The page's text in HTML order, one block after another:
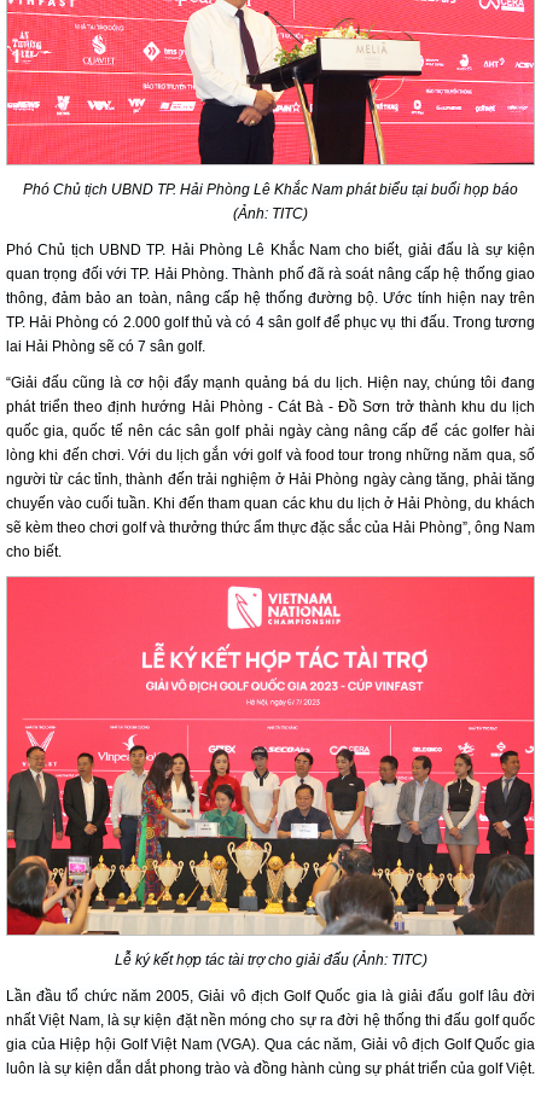
Phó Chủ tịch UBND TP. Hải Phòng Lê Khắc Nam phát biểu tại buổi họp báo
(Ảnh: TITC)
Phó Chủ tịch UBND TP. Hải Phòng Lê Khắc Nam cho biết, giải đấu là sự kiện
quan trọng đối với TP. Hải Phòng. Thành phố đã rà soát nâng cấp hệ thống giao
thông, đảm bảo an toàn, nâng cấp hệ thống đường bộ. Ước tính hiện nay trên
TP. Hải Phòng có 2.000 golf thủ và có 4 sân golf để phục vụ thi đấu. Trong tương
lai Hải Phòng sẽ có 7 sân golf.
“Giải đấu cũng là cơ hội đẩy mạnh quảng bá du lịch. Hiện nay, chúng tôi đang
phát triển theo định hướng Hải Phòng - Cát Bà - Đồ Sơn trở thành khu du lịch
quốc gia, quốc tế nên các sân golf phải ngày càng nâng cấp để các golfer hài
lòng khi đến chơi. Với du lịch gắn với golf và food tour trong những năm qua, số
người từ các tỉnh, thành đến trải nghiệm ở Hải Phòng ngày càng tăng, phải tăng
chuyến vào cuối tuần. Khi đến tham quan các khu du lịch ở Hải Phòng, du khách
sẽ kèm theo chơi golf và thưởng thức ẩm thực đặc sắc của Hải Phòng”, ông Nam
cho biết.
Lễ ký kết hợp tác tài trợ cho giải đấu (Ảnh: TITC)
Lần đầu tổ chức năm 2005, Giải vô địch Golf Quốc gia là giải đấu golf lâu đời
nhất Việt Nam, là sự kiện đặt nền móng cho sự ra đời hệ thống thi đấu golf quốc
gia của Hiệp hội Golf Việt Nam (VGA). Qua các năm, Giải vô địch Golf Quốc gia
luôn là sự kiện dẫn dắt phong trào và đồng hành cùng sự phát triển của golf Việt.